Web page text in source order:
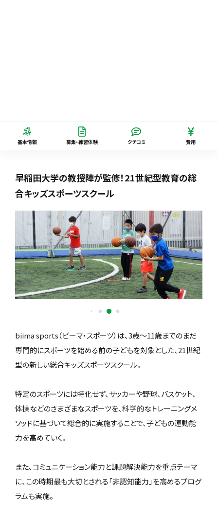
基本情報 募集・練習体験 クチコミ 費用
早稲田大学の教授陣が監修！21世紀型教育の総
合キッズスポーツスクール
biima sports（ビーマ・スポーツ）は、3歳〜11歳までのまだ
専門的にスポーツを始める前の子どもを対象とした、21世紀
型の新しい総合キッズスポーツスクール。
特定のスポーツには特化せず、サッカーや野球、バスケット、
体操などのさまざまなスポーツを、科学的なトレーニングメ
ソッドに基づいて総合的に実施することで、子どもの運動能
力を高めていく。
また、コミュニケーション能力と課題解決能力を重点テーマ
に、この時期最も大切とされる「非認知能力」を高めるプログ
ラムも実施。